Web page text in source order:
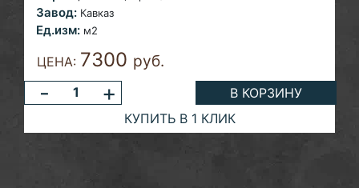
Завод: Кавказ
Ед.изм: м2
ЦЕНА: 7300 руб.
- +
В КОРЗИНУ
КУПИТЬ В 1 КЛИК